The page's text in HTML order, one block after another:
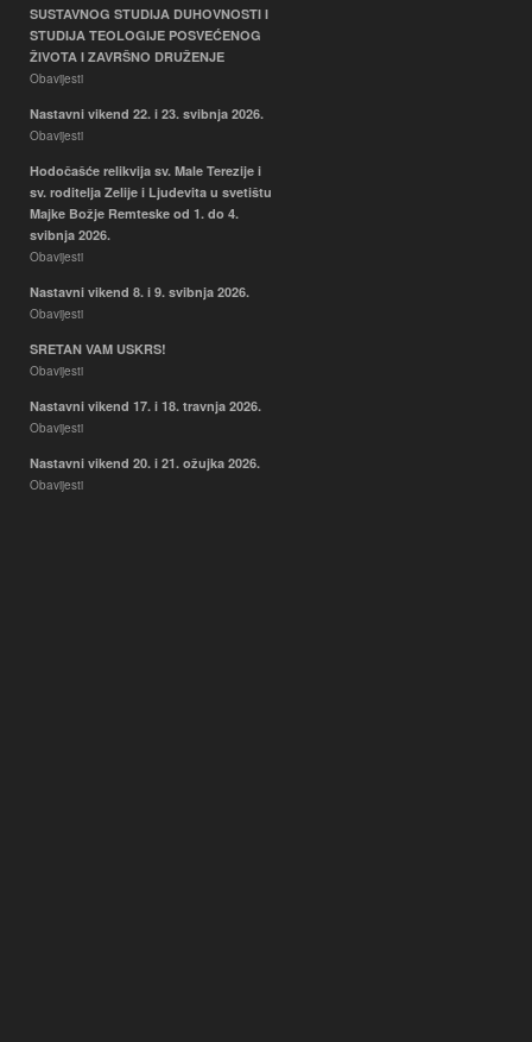
SUSTAVNOG STUDIJA DUHOVNOSTI I
STUDIJA TEOLOGIJE POSVEĆENOG
ŽIVOTA I ZAVRŠNO DRUŽENJE
Obavijesti
Nastavni vikend 22. i 23. svibnja 2026.
Obavijesti
Hodočašće relikvija sv. Male Terezije i
sv. roditelja Zelije i Ljudevita u svetištu
Majke Božje Remteske od 1. do 4.
svibnja 2026.
Obavijesti
Nastavni vikend 8. i 9. svibnja 2026.
Obavijesti
SRETAN VAM USKRS!
Obavijesti
Nastavni vikend 17. i 18. travnja 2026.
Obavijesti
Nastavni vikend 20. i 21. ožujka 2026.
Obavijesti